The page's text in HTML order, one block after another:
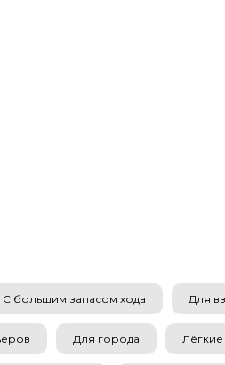
С большим запасом хода Для
Для города Лёгкие